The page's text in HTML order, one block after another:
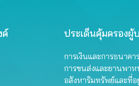
ค์ ประเด็นคุ้มครองผู้
การเงินและการธนาคา
การขนส่งและยานพาห
อสังหาริมทรัพย์และที่อ